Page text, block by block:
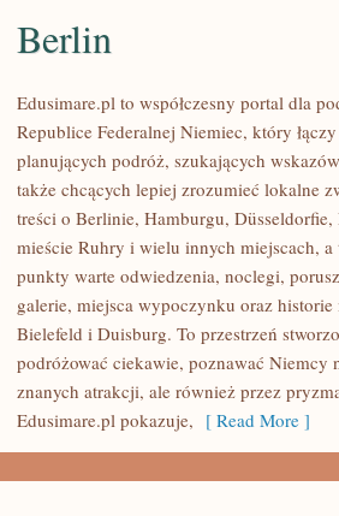
BERLIN
Berlin
Edusimare.pl to współczesny portal dla
Republice Federalnej Niemiec, który
planujących podróż, szukających
także chcących lepiej zrozumieć lokalne
treści o Berlinie, Hamburgu,
mieście Ruhry i wielu innych miejscach,
punkty warte odwiedzenia, noclegi,
galerie, miejsca wypoczynku oraz
Bielefeld i Duisburg. To przestrzeń
podróżować ciekawie, poznawać
znanych atrakcji, ale również przez
Edusimare.pl pokazuje, [ Read More ]